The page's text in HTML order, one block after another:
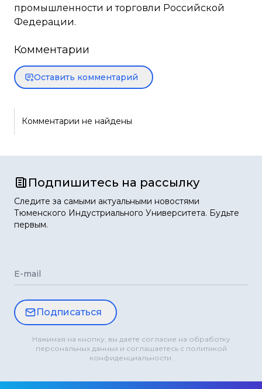
промышленности и торговли Российской
Федерации.
Комментарии
Оставить комментарий
Комментарии не найдены
Подпишитесь на рассылку
Следите за самыми актуальными новостями
Тюменского Индустриального Университета. Будьте
первым.
E-mail
Подписаться
Нажимая на кнопку, вы даете согласие на обработку
персональных данных и соглашаетесь с политикой
конфиденциальности.